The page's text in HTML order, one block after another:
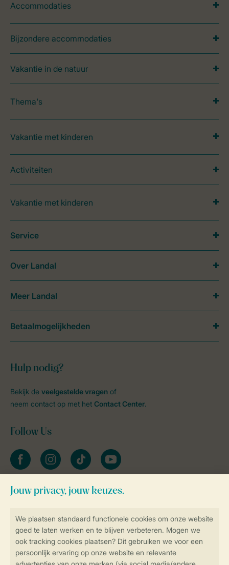
Veilig en snel online boeken
Veilige gegevensoverdracht
Accommodaties
Bijzondere accommodaties
Vakantie in de natuur
Thema's
Vakantie met kinderen
Activiteiten
Vakantie met kinderen
Hulp nodig?
Bekijk de veelgestelde vragen of
neem contact op met het Contact Center.
Follow Us
facebookinstagramtiktok youtube
Blijf op de hoogte
Service
Over Landal
Meer Landal
Betaalmogelijkheden